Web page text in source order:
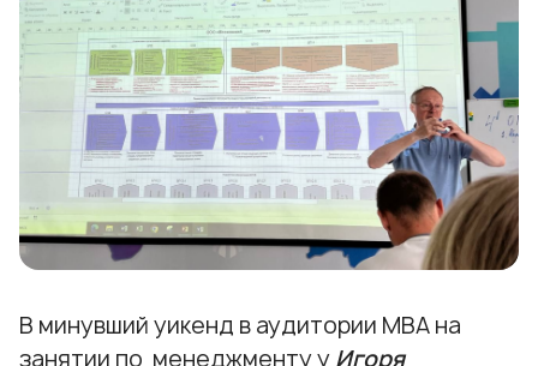
В минувший уикенд в аудитории МВА на
занятии по менеджменту уИгоря